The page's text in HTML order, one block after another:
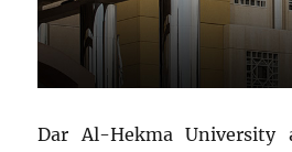
Dar Al-Hekma University